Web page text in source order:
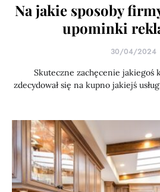
Na jakie sposoby
upominki
30/04/2024
Skuteczne zachęcenie jakiegoś
zdecydował się na kupno jakiejś